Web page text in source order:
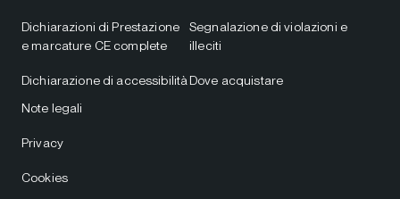
Dichiarazioni di Prestazione
e marcature CE complete
Dichiarazione di accessibilità
Segnalazione di violazioni e
illeciti
Dove acquistare
Note legali
Privacy
Cookies